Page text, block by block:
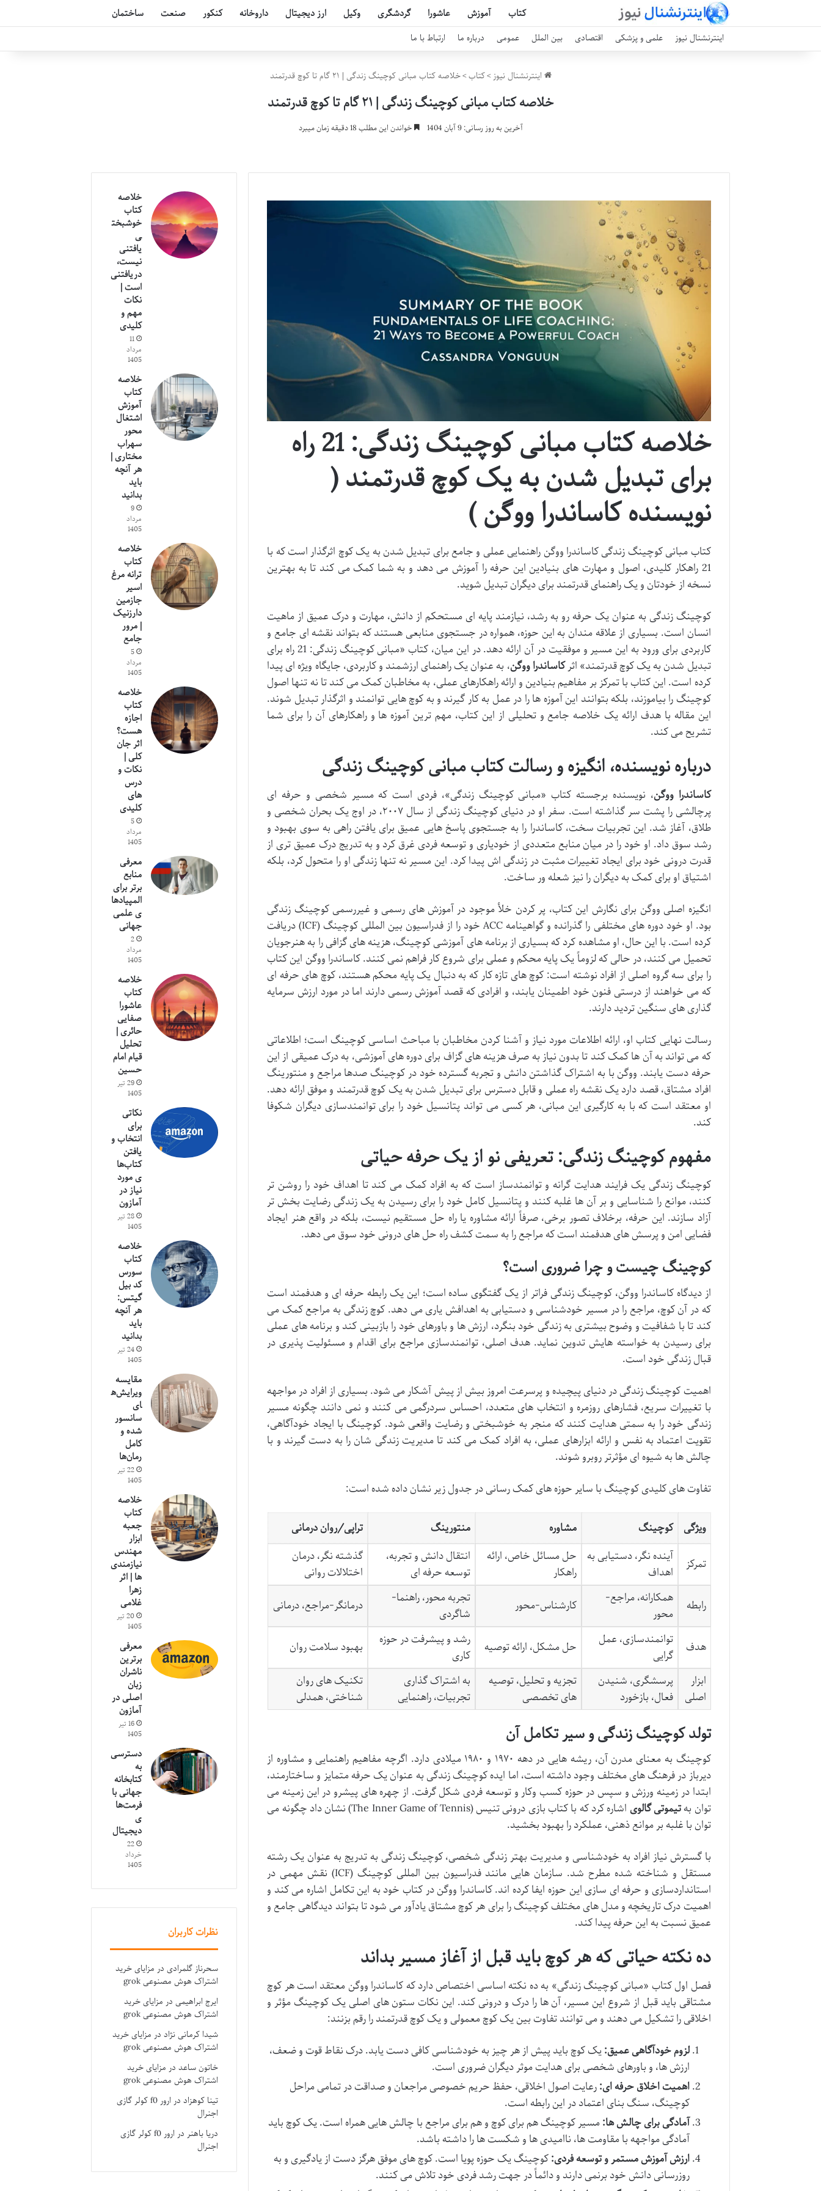
کتاب آموزش عاشورا گردشگری وکیل ارز دیجیتال داروخانه کنکور صنعت ساختمان
اینترنشنال نیوز علمی و پزشکی اقتصادی بین الملل عمومی درباره ما ارتباط با ما
اینترنشنال نیوز>کتاب>خلاصه کتاب مبانی کوچینگ زندگی | ۲۱ گام تا کوچ قدرتمند
خلاصه کتاب مبانی کوچینگ زندگی | ۲۱ گام تا کوچ قدرتمند
آخرین به روز رسانی: 9 آبان 1404 خواندن این مطلب 18 دقیقه زمان میبرد
خلاصه کتاب مبانی کوچینگ زندگی: 21 راه
برای تبدیل شدن به یک کوچ قدرتمند (
نویسنده کاساندرا ووگن )
کتاب مبانی کوچینگ زندگی کاساندرا ووگن راهنمایی عملی و جامع برای تبدیل شدن به یک کوچ اثرگذار است که با
21 راهکار کلیدی، اصول و مهارت های بنیادین این حرفه را آموزش می دهد و به شما کمک می کند تا به بهترین
نسخه از خودتان و یک راهنمای قدرتمند برای دیگران تبدیل شوید.
کوچینگ زندگی به عنوان یک حرفه رو به رشد، نیازمند پایه ای مستحکم از دانش، مهارت و درک عمیق از ماهیت
انسان است. بسیاری از علاقه مندان به این حوزه، همواره در جستجوی منابعی هستند که بتواند نقشه ای جامع و
کاربردی برای ورود به این مسیر و موفقیت در آن ارائه دهد. در این میان، کتاب «مبانی کوچینگ زندگی: 21 راه برای
تبدیل شدن به یک کوچ قدرتمند» اثرکاساندرا ووگن، به عنوان یک راهنمای ارزشمند و کاربردی، جایگاه ویژه ای پیدا
کرده است. این کتاب با تمرکز بر مفاهیم بنیادین و ارائه راهکارهای عملی، به مخاطبان کمک می کند تا نه تنها اصول
کوچینگ را بیاموزند، بلکه بتوانند این آموزه ها را در عمل به کار گیرند و به کوچ هایی توانمند و اثرگذار تبدیل شوند.
این مقاله با هدف ارائه یک خلاصه جامع و تحلیلی از این کتاب، مهم ترین آموزه ها و راهکارهای آن را برای شما
تشریح می کند.
درباره نویسنده، انگیزه و رسالت کتاب مبانی کوچینگ زندگی
کاساندرا ووگن، نویسنده برجسته کتاب «مبانی کوچینگ زندگی»، فردی است که مسیر شخصی و حرفه ای
پرچالشی را پشت سر گذاشته است. سفر او در دنیای کوچینگ زندگی از سال ۲۰۰۷، در اوج یک بحران شخصی و
طلاق، آغاز شد. این تجربیات سخت، کاساندرا را به جستجوی پاسخ هایی عمیق برای یافتن راهی به سوی بهبود و
رشد سوق داد. او خود را در میان منابع متعددی از خودیاری و توسعه فردی غرق کرد و به تدریج درک عمیق تری از
قدرت درونی خود برای ایجاد تغییرات مثبت در زندگی اش پیدا کرد. این مسیر نه تنها زندگی او را متحول کرد، بلکه
اشتیاق او برای کمک به دیگران را نیز شعله ور ساخت.
انگیزه اصلی ووگن برای نگارش این کتاب، پر کردن خلأ موجود در آموزش های رسمی و غیررسمی کوچینگ زندگی
بود. او خود دوره های مختلفی را گذرانده و گواهینامه ACC خود را از فدراسیون بین المللی کوچینگ (ICF) دریافت
کرده است. با این حال، او مشاهده کرد که بسیاری از برنامه های آموزشی کوچینگ، هزینه های گزافی را به هنرجویان
تحمیل می کنند، در حالی که لزوماً یک پایه محکم و عملی برای شروع کار فراهم نمی کنند. کاساندرا ووگن این کتاب
را برای سه گروه اصلی از افراد نوشته است: کوچ های تازه کار که به دنبال یک پایه محکم هستند، کوچ های حرفه ای
که می خواهند از درستی فنون خود اطمینان یابند، و افرادی که قصد آموزش رسمی دارند اما در مورد ارزش سرمایه
گذاری های سنگین تردید دارند.
رسالت نهایی کتاب او، ارائه اطلاعات مورد نیاز و آشنا کردن مخاطبان با مباحث اساسی کوچینگ است؛ اطلاعاتی
که می تواند به آن ها کمک کند تا بدون نیاز به صرف هزینه های گزاف برای دوره های آموزشی، به درک عمیقی از این
حرفه دست یابند. ووگن با به اشتراک گذاشتن دانش و تجربه گسترده خود در کوچینگ صدها مراجع و منتورینگ
افراد مشتاق، قصد دارد یک نقشه راه عملی و قابل دسترس برای تبدیل شدن به یک کوچ قدرتمند و موفق ارائه دهد.
او معتقد است که با به کارگیری این مبانی، هر کسی می تواند پتانسیل خود را برای توانمندسازی دیگران شکوفا
کند.
مفهوم کوچینگ زندگی: تعریفی نو از یک حرفه حیاتی
کوچینگ زندگی یک فرایند هدایت گرانه و توانمندساز است که به افراد کمک می کند تا اهداف خود را روشن تر
کنند، موانع را شناسایی و بر آن ها غلبه کنند و پتانسیل کامل خود را برای رسیدن به یک زندگی رضایت بخش تر
آزاد سازند. این حرفه، برخلاف تصور برخی، صرفاً ارائه مشاوره یا راه حل مستقیم نیست، بلکه در واقع هنر ایجاد
فضایی امن و پرسش های هدفمند است که مراجع را به سمت کشف راه حل های درونی خود سوق می دهد.
کوچینگ چیست و چرا ضروری است؟
از دیدگاه کاساندرا ووگن، کوچینگ زندگی فراتر از یک گفتگوی ساده است؛ این یک رابطه حرفه ای و هدفمند است
که در آن کوچ، مراجع را در مسیر خودشناسی و دستیابی به اهدافش یاری می دهد. کوچ زندگی به مراجع کمک می
کند تا با شفافیت و وضوح بیشتری به زندگی خود بنگرد، ارزش ها و باورهای خود را بازبینی کند و برنامه های عملی
برای رسیدن به خواسته هایش تدوین نماید. هدف اصلی، توانمندسازی مراجع برای اقدام و مسئولیت پذیری در
قبال زندگی خود است.
اهمیت کوچینگ زندگی در دنیای پیچیده و پرسرعت امروز بیش از پیش آشکار می شود. بسیاری از افراد در مواجهه
با تغییرات سریع، فشارهای روزمره و انتخاب های متعدد، احساس سردرگمی می کنند و نمی دانند چگونه مسیر
زندگی خود را به سمتی هدایت کنند که منجر به خوشبختی و رضایت واقعی شود. کوچینگ با ایجاد خودآگاهی،
تقویت اعتماد به نفس و ارائه ابزارهای عملی، به افراد کمک می کند تا مدیریت زندگی شان را به دست گیرند و با
چالش ها به شیوه ای مؤثرتر روبرو شوند.
تفاوت های کلیدی کوچینگ با سایر حوزه های کمک رسانی در جدول زیر نشان داده شده است:
ویژگی کوچینگ مشاوره منتورینگ تراپی/روان درمانی
تمرکز
آینده نگر، دستیابی به
اهداف
حل مسائل خاص، ارائه
راهکار
انتقال دانش و تجربه،
توسعه حرفه ای
گذشته نگر، درمان
اختلالات روانی
رابطه
همکارانه، مراجع-
محور
کارشناس-محور
تجربه محور، راهنما-
شاگردی
درمانگر-مراجع، درمانی
هدف
توانمندسازی، عمل
گرایی
حل مشکل، ارائه توصیه
رشد و پیشرفت در حوزه
کاری
بهبود سلامت روان
ابزار
اصلی
پرسشگری، شنیدن
فعال، بازخورد
تجزیه و تحلیل، توصیه
های تخصصی
به اشتراک گذاری
تجربیات، راهنمایی
تکنیک های روان
شناختی، همدلی
تولد کوچینگ زندگی و سیر تکامل آن
کوچینگ به معنای مدرن آن، ریشه هایی در دهه ۱۹۷۰ و ۱۹۸۰ میلادی دارد. اگرچه مفاهیم راهنمایی و مشاوره از
دیرباز در فرهنگ های مختلف وجود داشته است، اما ایده کوچینگ زندگی به عنوان یک حرفه متمایز و ساختارمند،
ابتدا در زمینه ورزش و سپس در حوزه کسب وکار و توسعه فردی شکل گرفت. از چهره های پیشرو در این زمینه می
توان بهتیموتی گالوی
اشاره کرد که با کتاب بازی درونی تنیس (The Inner Game of Tennis) نشان داد چگونه می
توان با غلبه بر موانع ذهنی، عملکرد را بهبود بخشید.
با گسترش نیاز افراد به خودشناسی و مدیریت بهتر زندگی شخصی، کوچینگ زندگی به تدریج به عنوان یک رشته
مستقل و شناخته شده مطرح شد. سازمان هایی مانند فدراسیون بین المللی کوچینگ (ICF) نقش مهمی در
استانداردسازی و حرفه ای سازی این حوزه ایفا کرده اند. کاساندرا ووگن در کتاب خود به این تکامل اشاره می کند و
اهمیت درک تاریخچه و مدل های مختلف کوچینگ را برای هر کوچ مشتاق یادآور می شود تا بتواند دیدگاهی جامع و
عمیق نسبت به این حرفه پیدا کند.
ده نکته حیاتی که هر کوچ باید قبل از آغاز مسیر بداند
فصل اول کتاب «مبانی کوچینگ زندگی» به ده نکته اساسی اختصاص دارد که کاساندرا ووگن معتقد است هر کوچ
مشتاقی باید قبل از شروع این مسیر، آن ها را درک و درونی کند. این نکات ستون های اصلی یک کوچینگ مؤثر و
اخلاقی را تشکیل می دهند و می توانند تفاوت بین یک کوچ معمولی و یک کوچ قدرتمند را رقم بزنند:
لزوم خودآگاهی عمیق:یک کوچ باید پیش از هر چیز به خودشناسی کافی دست یابد. درک نقاط قوت و ضعف،
ارزش ها، و باورهای شخصی برای هدایت موثر دیگران ضروری است.
اهمیت اخلاق حرفه ای:رعایت اصول اخلاقی، حفظ حریم خصوصی مراجعان و صداقت در تمامی مراحل
کوچینگ، سنگ بنای اعتماد در این رابطه است.
آمادگی برای چالش ها:مسیر کوچینگ هم برای کوچ و هم برای مراجع با چالش هایی همراه است. یک کوچ باید
آمادگی مواجهه با مقاومت ها، ناامیدی ها و شکست ها را داشته باشد.
ارزش آموزش مستمر و توسعه فردی:کوچینگ یک حوزه پویا است. کوچ های موفق هرگز دست از یادگیری و به
روزرسانی دانش خود برنمی دارند و دائماً در جهت رشد فردی خود تلاش می کنند.
خلاصه
کتاب
خوشبخت
ی
یافتنی
نیست،
دریافتنی
است |
نکات
مهم و
کلیدی
11
مرداد
1405
خلاصه
کتاب
آموزش
اشتغال
محور
سهراب
مختاری |
هر آنچه
باید
بدانید
9
مرداد
1405
خلاصه
کتاب
ترانه مرغ
اسیر
جازمین
دارزنیک
| مرور
جامع
5
مرداد
1405
خلاصه
کتاب
اجازه
هست؟
اثر جان
کلی |
نکات و
درس
های
کلیدی
5
مرداد
1405
معرفی
منابع
برتر برای
المپیادها
ی علمی
جهانی
2
مرداد
1405
خلاصه
کتاب
عاشورا
صفایی
حائری |
تحلیل
قیام امام
حسین
29 تیر
1405
نکاتی
برای
انتخاب و
یافتن
کتاب‌ها
ی مورد
نیاز در
آمازون
28 تیر
1405
خلاصه
کتاب
سورس
کد بیل
گیتس:
هر آنچه
باید
بدانید
24 تیر
1405
مقایسه
ویرایش‌ه
ای
سانسور
شده و
کامل
رمان‌ها
22 تیر
1405
خلاصه
کتاب
جعبه
ابزار
مهندس
نیازمندی
ها | اثر
زهرا
غلامی
20 تیر
1405
معرفی
برترین
ناشران
زبان
اصلی در
آمازون
16 تیر
1405
دسترسی
به
کتابخانه
جهانی با
فرمت‌ها
ی
دیجیتال
22
خرداد
1405
نظرات کاربران
سحرناز گلمرادیدر مزایای خرید
اشتراک هوش مصنوعی grok
ایرج ابراهیمیدر مزایای خرید
اشتراک هوش مصنوعی grok
شیدا کرمانی نژاددر مزایای خرید
اشتراک هوش مصنوعی grok
خاتون ساعددر مزایای خرید
اشتراک هوش مصنوعی grok
تینا کوهزاددر
ارور f0 کولر گازی
اجنرال
دریا باهنردر
ارور f0 کولر گازی
اجنرال